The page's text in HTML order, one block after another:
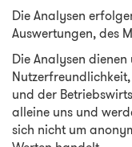
Die Analysen
Auswertungen, des
Die Analysen
und der
alleine uns und
sich nicht um